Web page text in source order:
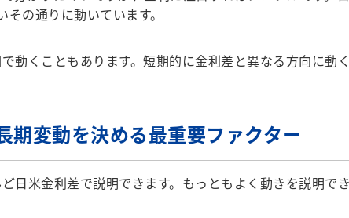
の通りに動いています。
動くこともあります。短期的に金利差と異なる方向に動
期変動を決める最重要ファクター
米金利差で説明できます。もっともよく動きを説明で